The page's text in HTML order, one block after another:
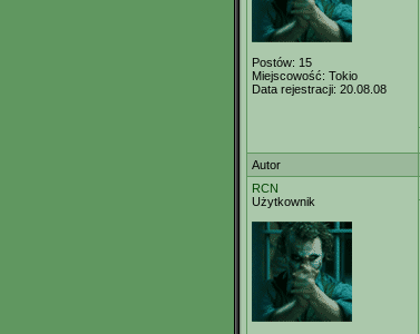
Postów: 15
Miejscowość: Tokio
Data rejestracji: 20.08.08
Autor
RCN
Użytkownik